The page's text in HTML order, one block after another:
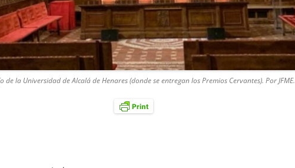
de la Universidad de Alcalá de Henares (donde se entregan los Premios Cervantes). Por JFME.